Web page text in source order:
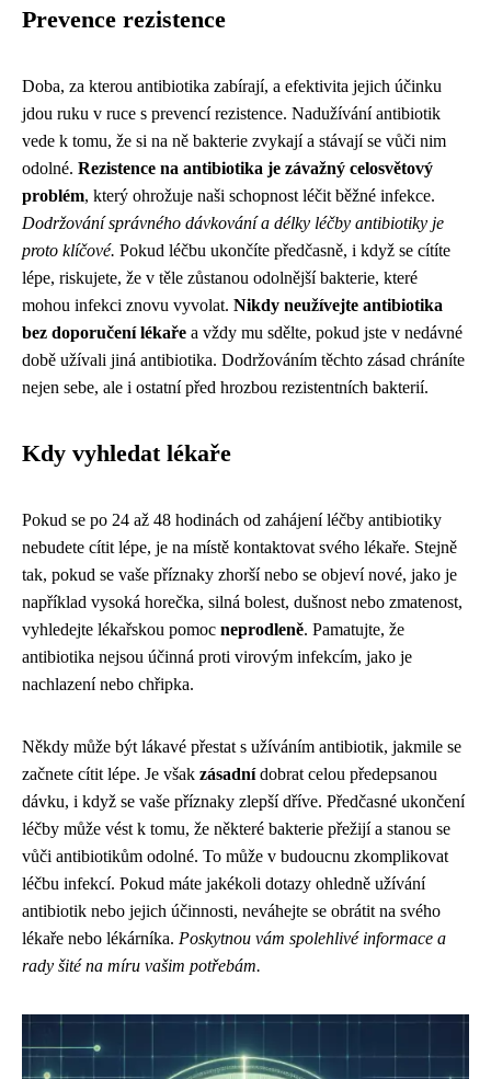
Prevence rezistence
Doba, za kterou antibiotika zabírají, a efektivita jejich účinku
jdou ruku v ruce s prevencí rezistence. Nadužívání antibiotik
vede k tomu, že si na ně bakterie zvykají a stávají se vůči nim
odolné. Rezistence na antibiotika je závažný celosvětový
problém, který ohrožuje naši schopnost léčit běžné infekce.
Dodržování správného dávkování a délky léčby antibiotiky je
proto klíčové. Pokud léčbu ukončíte předčasně, i když se cítíte
lépe, riskujete, že v těle zůstanou odolnější bakterie, které
mohou infekci znovu vyvolat. Nikdy neužívejte antibiotika
bez doporučení lékaře a vždy mu sdělte, pokud jste v nedávné
době užívali jiná antibiotika. Dodržováním těchto zásad chráníte
nejen sebe, ale i ostatní před hrozbou rezistentních bakterií.
Kdy vyhledat lékaře
Pokud se po 24 až 48 hodinách od zahájení léčby antibiotiky
nebudete cítit lépe, je na místě kontaktovat svého lékaře. Stejně
tak, pokud se vaše příznaky zhorší nebo se objeví nové, jako je
například vysoká horečka, silná bolest, dušnost nebo zmatenost,
vyhledejte lékařskou pomoc neprodleně. Pamatujte, že
antibiotika nejsou účinná proti virovým infekcím, jako je
nachlazení nebo chřipka.
Někdy může být lákavé přestat s užíváním antibiotik, jakmile se
začnete cítit lépe. Je však zásadnídobrat celou předepsanou
dávku, i když se vaše příznaky zlepší dříve. Předčasné ukončení
léčby může vést k tomu, že některé bakterie přežijí a stanou se
vůči antibiotikům odolné. To může v budoucnu zkomplikovat
léčbu infekcí. Pokud máte jakékoli dotazy ohledně užívání
antibiotik nebo jejich účinnosti, neváhejte se obrátit na svého
lékaře nebo lékárníka. Poskytnou vám spolehlivé informace a
rady šité na míru vašim potřebám.